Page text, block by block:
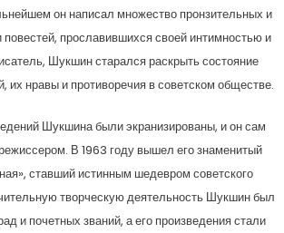
он написал множество пронзительных и
повестей, прославившихся своей интимностью и
Шукшин старался раскрыть состояние
нравы и противоречия в советском обществе.
Шукшина были экранизированы, и он сам
В 1963 году вышел его знаменитый
ставший истинным шедевром советского
творческую деятельность Шукшин был
и почетных званий, а его произведения стали